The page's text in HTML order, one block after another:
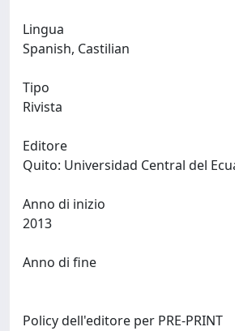
Lingua
Tipo
Rivista
Editore
Anno di inizio
Anno di fine
Policy dell'editore per PRE-PRINT